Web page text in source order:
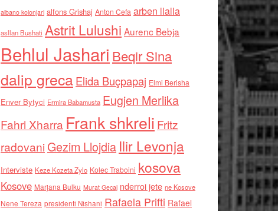
albano kolonjari alfons Grishaj Anton Cefa arben llalla
asllan Bushati Astrit Lulushi Aurenc Bebja
Behlul Jashari Beqir Sina
dalip grecaElida Buçpapaj Elmi Berisha
Enver Bytyci Ermira Babamusta Eugjen Merlika
Fahri Xharra Frank shkreli Fritz
radovaniGezim Llojdia Ilir Levonja
Interviste Keze Kozeta Zylo Kolec Traboini kosova
Kosove Marjana Bulku Murat Gecaj nderroi jete ne Kosove
Nene Tereza presidenti Nishani Rafaela Prifti Rafael